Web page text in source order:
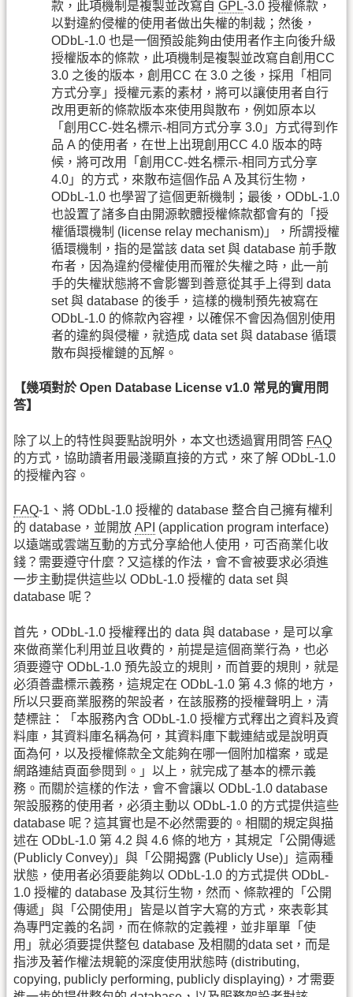
款，此項機制是複製並改寫自 GPL-3.0 授權條款，
以對違約侵權的使用者做出失權的制裁；然後，
ODbL-1.0 也是一個預設能夠由使用者作主向後升級
授權版本的條款，此項機制是複製並改寫自創用CC
3.0 之後的版本，創用CC 在 3.0 之後，採用「相同
方式分享」授權元素的素材，將可以讓使用者自行
改用更新的條款版本來使用與散布，例如原本以
「創用CC-姓名標示-相同方式分享 3.0」方式得到作
品 A 的使用者，在世上出現創用CC 4.0 版本的時
候，將可改用「創用CC-姓名標示-相同方式分享
4.0」的方式，來散布這個作品 A 及其衍生物，
ODbL-1.0 也學習了這個更新機制；最後，ODbL-1.0
也設置了諸多自由開源軟體授權條款都會有的「授
權循環機制 (license relay mechanism)」，所謂授權
循環機制，指的是當該 data set 與 database 前手散
布者，因為違約侵權使用而罹於失權之時，此一前
手的失權狀態將不會影響到善意從其手上得到 data
set 與 database 的後手，這樣的機制預先被寫在
ODbL-1.0 的條款內容裡，以確保不會因為個別使用
者的違約與侵權，就造成 data set 與 database 循環
散布與授權鏈的瓦解。
【幾項對於 Open Database License v1.0 常見的實用問
答】
除了以上的特性與要點說明外，本文也透過實用問答 FAQ
的方式，協助讀者用最淺顯直接的方式，來了解 ODbL-1.0
的授權內容。
FAQ-1、將 ODbL-1.0 授權的 database 整合自己擁有權利
的 database，並開放 API (application program interface)
以遠端或雲端互動的方式分享給他人使用，可否商業化收
錢？需要遵守什麼？又這樣的作法，會不會被要求必須進
一步主動提供這些以 ODbL-1.0 授權的 data set 與
database 呢？
首先，ODbL-1.0 授權釋出的 data 與 database，是可以拿
來做商業化利用並且收費的，前提是這個商業行為，也必
須要遵守 ODbL-1.0 預先設立的規則，而首要的規則，就是
必須善盡標示義務，這規定在 ODbL-1.0 第 4.3 條的地方，
所以只要商業服務的架設者，在該服務的授權聲明上，清
楚標註：「本服務內含 ODbL-1.0 授權方式釋出之資料及資
料庫，其資料庫名稱為何，其資料庫下載連結或是說明頁
面為何，以及授權條款全文能夠在哪一個附加檔案，或是
網路連結頁面參閱到。」以上，就完成了基本的標示義
務。而關於這樣的作法，會不會讓以 ODbL-1.0 database
架設服務的使用者，必須主動以 ODbL-1.0 的方式提供這些
database 呢？這其實也是不必然需要的。相關的規定與描
述在 ODbL-1.0 第 4.2 與 4.6 條的地方，其規定「公開傳遞
(Publicly Convey)」與「公開揭露 (Publicly Use)」這兩種
狀態，使用者必須要能夠以 ODbL-1.0 的方式提供 ODbL-
1.0 授權的 database 及其衍生物，然而、條款裡的「公開
傳遞」與「公開使用」皆是以首字大寫的方式，來表彰其
為專門定義的名詞，而在條款的定義裡，並非單單「使
用」就必須要提供整包 database 及相關的data set，而是
指涉及著作權法規範的深度使用狀態時 (distributing,
copying, publicly performing, publicly displaying)，才需要